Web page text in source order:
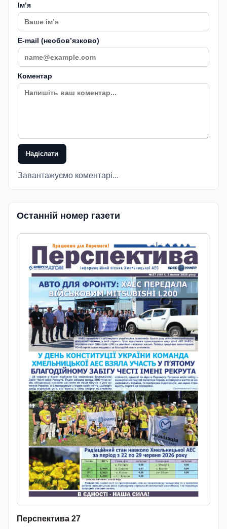
Імʼя
E-mail (необовʼязково)
Коментар
Надіслати
Завантажуємо коментарі...
Останній номер газети
Перспектива 27